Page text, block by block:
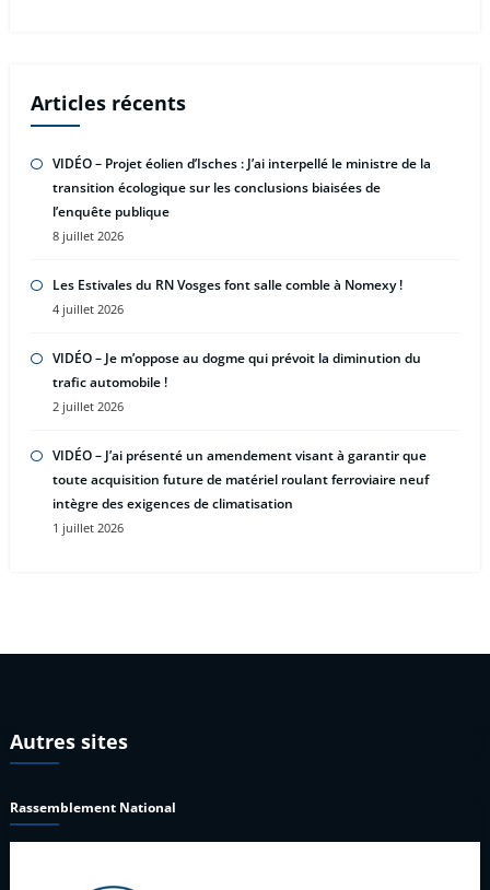
Articles récents
VIDÉO – Projet éolien d’Isches : J’ai interpellé le ministre de la
transition écologique sur les conclusions biaisées de
l’enquête publique
8 juillet 2026
Les Estivales du RN Vosges font salle comble à Nomexy !
4 juillet 2026
VIDÉO – Je m’oppose au dogme qui prévoit la diminution du
trafic automobile !
2 juillet 2026
VIDÉO – J’ai présenté un amendement visant à garantir que
toute acquisition future de matériel roulant ferroviaire neuf
intègre des exigences de climatisation
1 juillet 2026
Autres sites
Rassemblement National